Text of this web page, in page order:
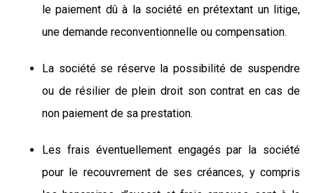
le paiement dû à la société en prétextant un litige,
une demande reconventionnelle ou compensation.
La société se réserve la possibilité de suspendre
ou de résilier de plein droit son contrat en cas de
non paiement de sa prestation.
Les frais éventuellement engagés par la société
pour le recouvrement de ses créances, y compris